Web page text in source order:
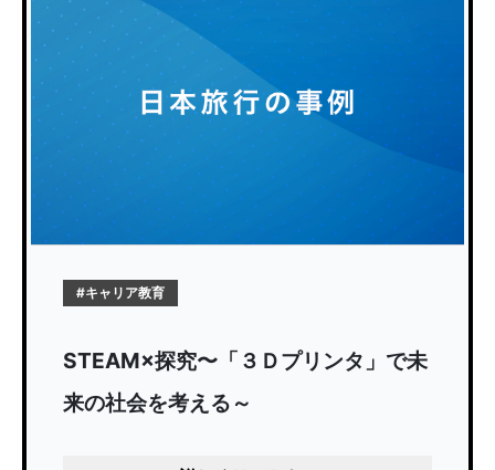
#キャリア教育
STEAM×探究〜「３Ｄプリンタ」で未
来の社会を考える～